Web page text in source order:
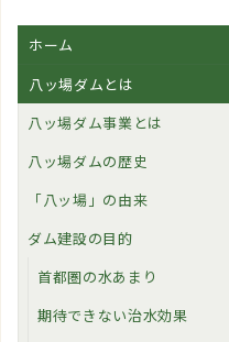
ホーム
八ッ場ダムとは
八ッ場ダム事業とは
八ッ場ダムの歴史
「八ッ場」の由来
ダム建設の目的
首都圏の水あまり
期待できない治水効果